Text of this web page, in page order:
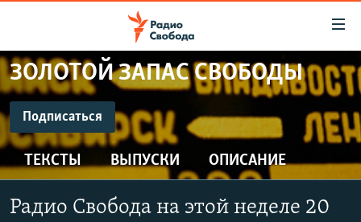
упрощенного
доступа
Вернуться
к
основному
содержанию
Вернутся
ПРОГРАММЫ
ПОДКАСТЫ
АВТОРСКИЕ ПРОЕКТЫ
ЦИТАТЫ СВОБОДЫ
МНЕНИЯ
ЗОЛОТОЙ ЗАПАС СВОБОДЫ
Подписаться
ПОДПИСАТЬСЯ
ТЕКСТЫ ВЫПУСКИ ОПИСАНИЕ
Радио Свобода на этой неделе 20